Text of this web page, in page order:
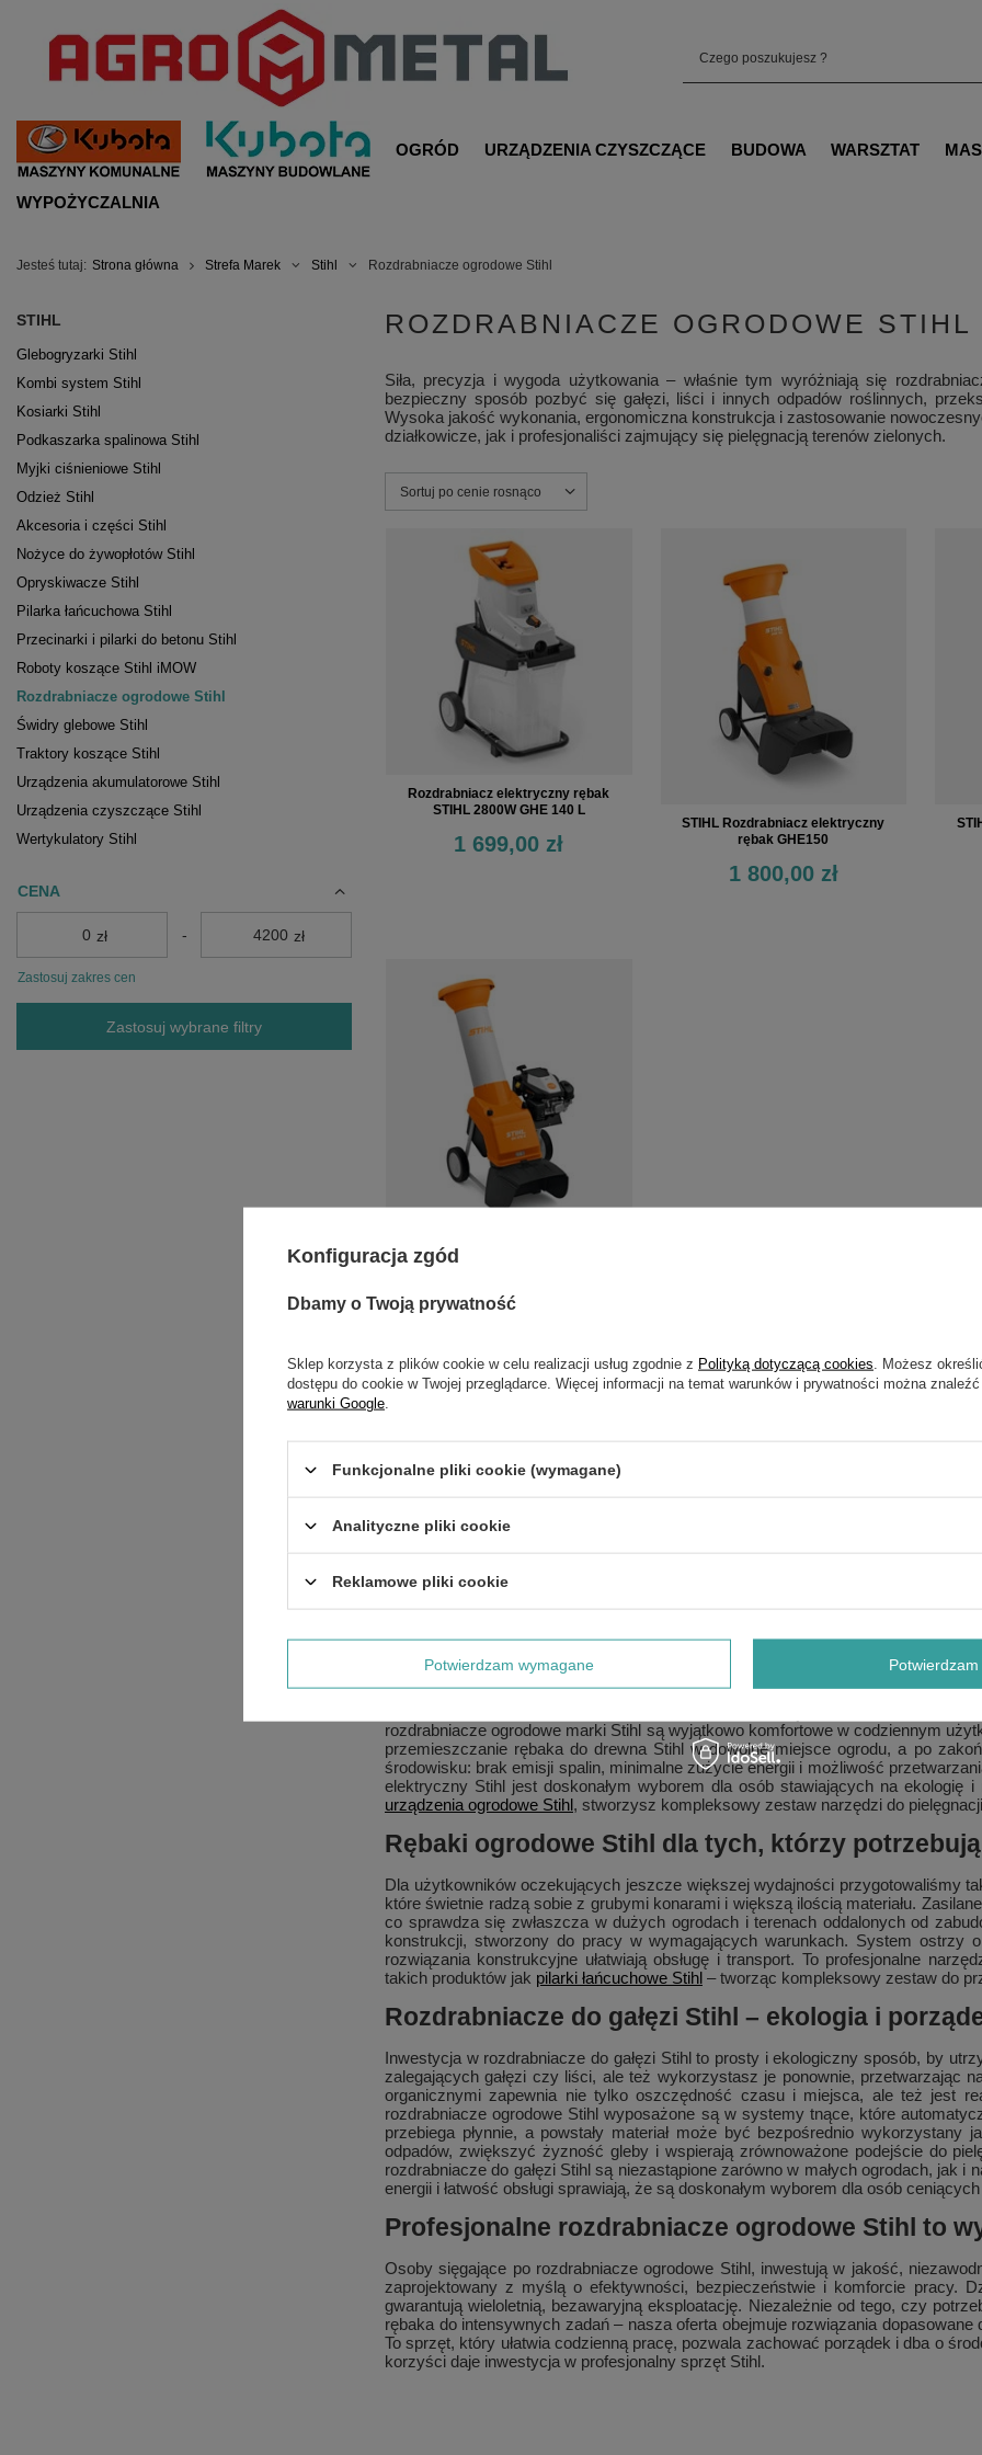
OGRÓD URZĄDZENIA CZYSZCZĄCE BUDOWA WARSZTAT
WYPOŻYCZALNIA
Jesteś tutaj: Strona główna Strefa Marek Stihl Rozdrabniacze ogrodowe Stihl
STIHL
Glebogryzarki Stihl
Kombi system Stihl
Kosiarki Stihl
Podkaszarka spalinowa Stihl
Myjki ciśnieniowe Stihl
Odzież Stihl
Akcesoria i części Stihl
Nożyce do żywopłotów Stihl
Opryskiwacze Stihl
Pilarka łańcuchowa Stihl
Przecinarki i pilarki do betonu Stihl
Roboty koszące Stihl iMOW
Rozdrabniacze ogrodowe Stihl
Świdry glebowe Stihl
Traktory koszące Stihl
Urządzenia akumulatorowe Stihl
Urządzenia czyszczące Stihl
Wertykulatory Stihl
CENA
zł - zł
Zastosuj zakres cen
Zastosuj wybrane filtry
ROZDRABNIACZE OGRODOWE STIHL
Siła, precyzja i wygoda użytkowania – właśnie tym wyróżniają się
bezpieczny sposób pozbyć się gałęzi, liści i innych odpadów roślinnych,
Wysoka jakość wykonania, ergonomiczna konstrukcja i zastosowanie
działkowicze, jak i profesjonaliści zajmujący się pielęgnacją terenów zielonych.
Zmień sortowanie
Sortuj po cenie rosnąco
Rozdrabniacz elektryczny rębak
STIHL 2800W GHE 140 L
1 699,00 zł
STIHL Rozdrabniacz elektryczny
rębak GHE150
1 800,00 zł
STIHL Rozdrabniacz spalinowy
4 199,00 zł
Wszechstronne rozdrabniacze ogrodowe marki
Oryginalne rozdrabniacze ogrodowe marki Stihl to połączenie niemieckiej
użytkowników. Każdy model został zaprojektowany tak, aby ułatwiać
Urządzenia te skutecznie rozdrabniają gałęzie, drobne konary i liście, dzięki
je jako naturalny kompost lub ściółkę. Wysoka wydajność cięcia, trwałe noże
ogrodowym Stihl jest nie tylko szybka, ale też bezpieczna. To sprzęt
obsłudze. W ofercie Agro-Metal.com.pl dostępne są rozdrabniacze
Rozdrabniacze elektryczne Stihl – cicha moc i
Trzon naszej oferty stanowią rozdrabniacze elektryczne Stihl. To urządzenia
kulturę pracy, łączące w sobie moc, energooszczędność i prostą
serwisowania silnika spalinowego, a przy tym pracują wyjątkowo cicho –
przydomowych ogrodów i niewielkich terenów zielonych. Silniki elektryczne
obrotowym, co pozwala na skuteczne rozdrabnianie gałęzi o różnych
rozdrabniacze ogrodowe marki Stihl są wyjątkowo komfortowe w codziennym
przemieszczanie rębaka do drewna Stihl w dowolne miejsce ogrodu, a po
środowisku: brak emisji spalin, minimalne zużycie energii i możliwość
elektryczny Stihl jest doskonałym wyborem dla osób stawiających na ekologię
urządzenia ogrodowe Stihl, stworzysz kompleksowy zestaw narzędzi do
Rębaki ogrodowe Stihl dla tych, którzy
Dla użytkowników oczekujących jeszcze większej wydajności przygotowaliśmy
które świetnie radzą sobie z grubymi konarami i większą ilością materiału.
co sprawdza się zwłaszcza w dużych ogrodach i terenach oddalonych od
konstrukcji, stworzony do pracy w wymagających warunkach. System ostrzy
rozwiązania konstrukcyjne ułatwiają obsługę i transport. To profesjonalne
takich produktów jak pilarki łańcuchowe Stihl – tworząc kompleksowy zestaw do
Rozdrabniacze do gałęzi Stihl – ekologia i
Inwestycja w rozdrabniacze do gałęzi Stihl to prosty i ekologiczny sposób, by
zalegających gałęzi czy liści, ale też wykorzystasz je ponownie, przetwarzając
organicznymi zapewnia nie tylko oszczędność czasu i miejsca, ale też jest
rozdrabniacze ogrodowe Stihl wyposażone są w systemy tnące, które
przebiega płynnie, a powstały materiał może być bezpośrednio
odpadów, zwiększyć żyzność gleby i wspierają zrównoważone podejście do
rozdrabniacze do gałęzi Stihl są niezastąpione zarówno w małych ogrodach,
energii i łatwość obsługi sprawiają, że są doskonałym wyborem dla osób
Profesjonalne rozdrabniacze ogrodowe Stihl to
Osoby sięgające po rozdrabniacze ogrodowe Stihl, inwestują w jakość,
zaprojektowany z myślą o efektywności, bezpieczeństwie i komforcie pracy.
gwarantują wieloletnią, bezawaryjną eksploatację. Niezależnie od tego, czy
rębaka do intensywnych zadań – nasza oferta obejmuje rozwiązania
To sprzęt, który ułatwia codzienną pracę, pozwala zachować porządek i dba o
korzyści daje inwestycja w profesjonalny sprzęt Stihl.
Konfiguracja zgód
Dbamy o Twoją prywatność
Sklep korzysta z plików cookie w celu realizacji usług zgodnie z Polityką dotyczącą cookies . Możesz
dostępu do cookie w Twojej przeglądarce. Więcej informacji na temat warunków i prywatności można
warunki Google
Funkcjonalne pliki cookie (wymagane)
Analityczne pliki cookie
Reklamowe pliki cookie
Potwierdzam wymagane